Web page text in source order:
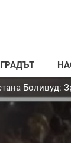
ГРАДЪТ
Боливуд: